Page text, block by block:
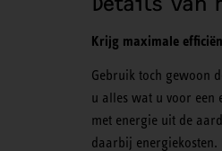
Krijg maximale
Gebruik toch gewoon
u alles wat u voor
met energie uit de
daarbij energiekosten.